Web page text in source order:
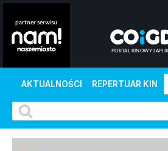
AKTUALNOŚCI REPERTUAR KIN